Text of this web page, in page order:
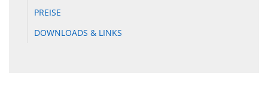
PREISE
DOWNLOADS & LINKS